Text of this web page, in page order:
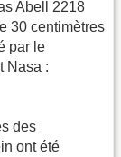
Abell 2218
30 centimètres
par le
Nasa :
des
ont été